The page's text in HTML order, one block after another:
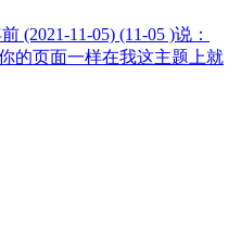
(2021-11-05) (11-05 )说：
的页面一样在我这主题上就